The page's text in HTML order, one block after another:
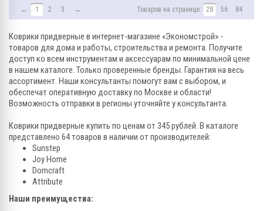
← 1 2 3 → Товаров на странице: 28 56 84
Коврики придверные в интернет-магазине «Экономстрой» -
товаров для дома и работы, строительства и ремонта. Получите
доступ ко всем инструментам и аксессуарам по минимальной цене
в нашем каталоге. Только проверенные бренды. Гарантия на весь
ассортимент. Наши консультанты помогут вам с выбором, и
обеспечат оперативную доставку по Москве и области!
Возможность отправки в регионы уточняйте у консультанта.
Коврики придверные купить по ценам от 345 рублей. В каталоге
представлено 64 товаров в наличии от производителей:
Sunstep
Joy Home
Domcraft
Attribute
Наши преимущества: